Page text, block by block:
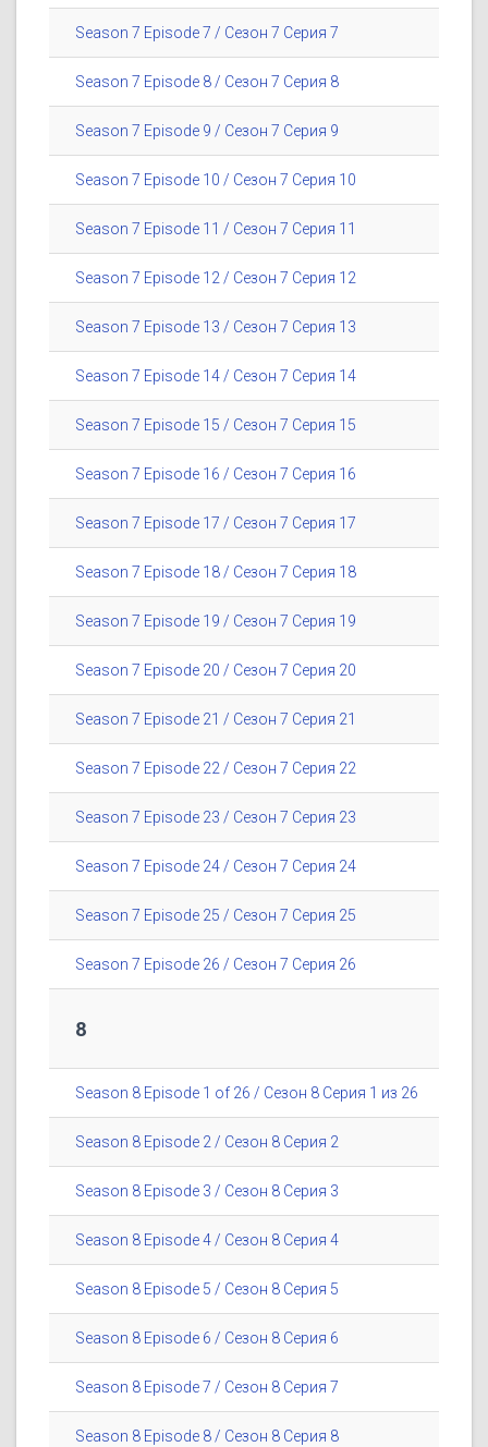
Season 7 Episode 7 / Сезон 7 Серия 7
Season 7 Episode 8 / Сезон 7 Серия 8
Season 7 Episode 9 / Сезон 7 Серия 9
Season 7 Episode 10 / Сезон 7 Серия 10
Season 7 Episode 11 / Сезон 7 Серия 11
Season 7 Episode 12 / Сезон 7 Серия 12
Season 7 Episode 13 / Сезон 7 Серия 13
Season 7 Episode 14 / Сезон 7 Серия 14
Season 7 Episode 15 / Сезон 7 Серия 15
Season 7 Episode 16 / Сезон 7 Серия 16
Season 7 Episode 17 / Сезон 7 Серия 17
Season 7 Episode 18 / Сезон 7 Серия 18
Season 7 Episode 19 / Сезон 7 Серия 19
Season 7 Episode 20 / Сезон 7 Серия 20
Season 7 Episode 21 / Сезон 7 Серия 21
Season 7 Episode 22 / Сезон 7 Серия 22
Season 7 Episode 23 / Сезон 7 Серия 23
Season 7 Episode 24 / Сезон 7 Серия 24
Season 7 Episode 25 / Сезон 7 Серия 25
Season 7 Episode 26 / Сезон 7 Серия 26
8
Season 8 Episode 1 of 26 / Сезон 8 Серия 1 из 26
Season 8 Episode 2 / Сезон 8 Серия 2
Season 8 Episode 3 / Сезон 8 Серия 3
Season 8 Episode 4 / Сезон 8 Серия 4
Season 8 Episode 5 / Сезон 8 Серия 5
Season 8 Episode 6 / Сезон 8 Серия 6
Season 8 Episode 7 / Сезон 8 Серия 7
Season 8 Episode 8 / Сезон 8 Серия 8